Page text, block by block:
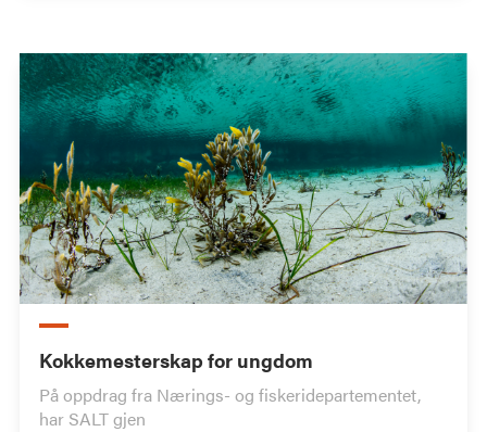
Kokkemesterskap for ungdom
På oppdrag fra Nærings- og fiskeridepartementet,
har SALT gjen